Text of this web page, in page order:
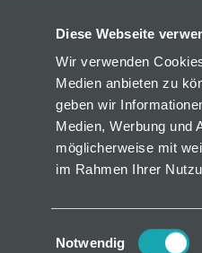
Diese Webseite
Wir verwenden
Medien anbieten zu
geben wir
Medien, Werbung und
möglicherweise mit
im Rahmen Ihrer
Einwilligungsauswahl
Notwendig